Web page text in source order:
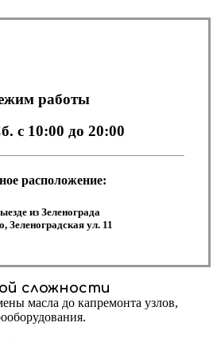
работы
с 10:00 до 20:00
расположение:
из Зеленограда
Зеленоградская ул. 11
сложности
масла до капремонта узлов,